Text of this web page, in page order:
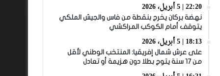
22:20 | 5 أبريل، 2026
نهضة بركان يخرج بنقطة من فاس والجيش الملكي
يتوقف أمام الكوكب المراكشي
18:13 | 5 أبريل، 2026
على عرش شمال إفريقيا: المنتخب الوطني لأقل
من 17 سنة يتوج بطلا دون هزيمة أو تعادل